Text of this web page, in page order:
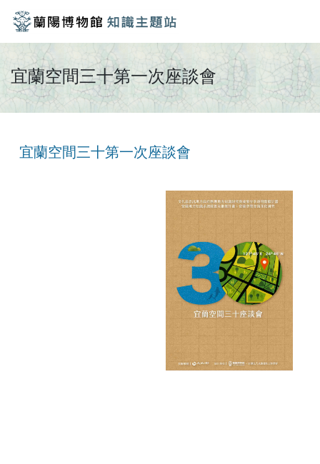
宜蘭空間三十第一次座談會
宜蘭空間三十第一次座談會